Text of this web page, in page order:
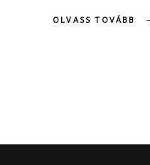
OLVASS TOVÁBB